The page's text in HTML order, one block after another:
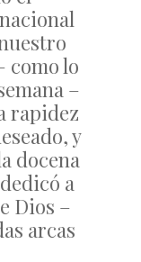
como lo
–
rapidez
y
docena
a
Dios –
arcas